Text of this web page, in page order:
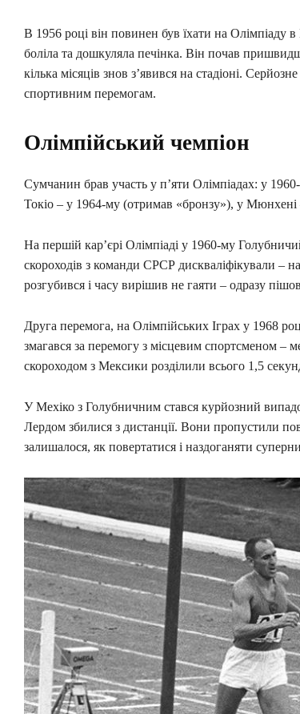
В 1956 році він повинен був їхати на Олімпіаду
боліла та дошкуляла печінка. Він почав
кілька місяців знов з’явився на стадіоні.
спортивним перемогам.
Олімпійський чемпіон
Сумчанин брав участь у п’яти Олімпіадах: у
Токіо – у 1964-му (отримав «бронзу»), у
На першій кар’єрі Олімпіаді у 1960-му
скороходів з команди СРСР дискваліфікували –
розгубився і часу вирішив не гаяти – одразу
Друга перемога, на Олімпійських Іграх у 1968
змагався за перемогу з місцевим спортсменом –
скороходом з Мексики розділили всього 1,5
У Мехіко з Голубничним стався курйозний
Лердом збилися з дистанції. Вони пропустили
залишалося, як повертатися і наздоганяти